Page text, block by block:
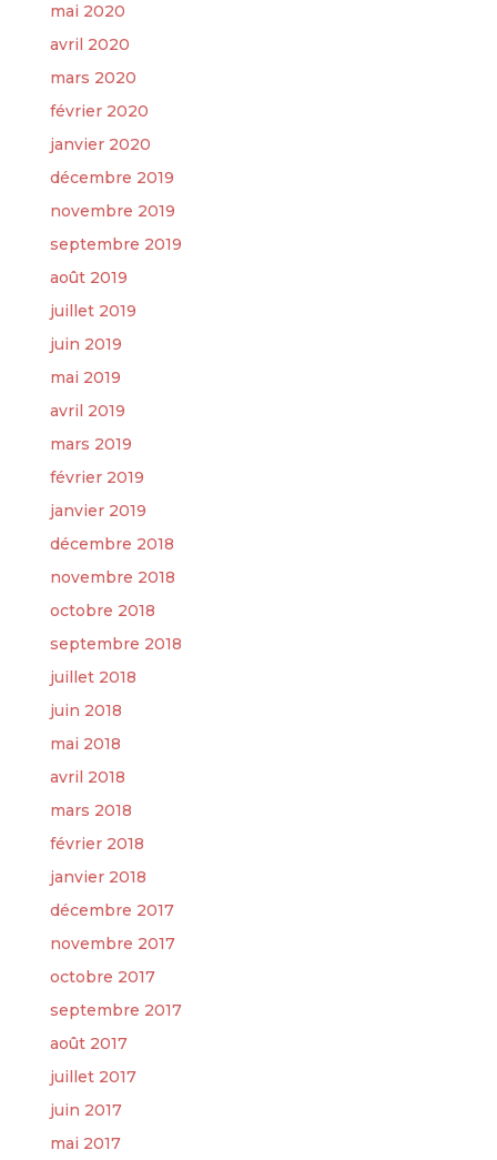
mai 2020
avril 2020
mars 2020
février 2020
janvier 2020
décembre 2019
novembre 2019
septembre 2019
août 2019
juillet 2019
juin 2019
mai 2019
avril 2019
mars 2019
février 2019
janvier 2019
décembre 2018
novembre 2018
octobre 2018
septembre 2018
juillet 2018
juin 2018
mai 2018
avril 2018
mars 2018
février 2018
janvier 2018
décembre 2017
novembre 2017
octobre 2017
septembre 2017
août 2017
juillet 2017
juin 2017
mai 2017